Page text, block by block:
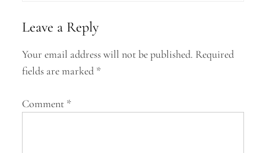
a
v
i
g
Leave a Reply
Your email address will not be published. Required
fields are marked *
Comment *